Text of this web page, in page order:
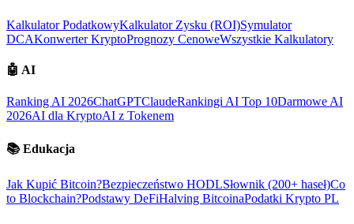
Kalkulator PodatkowyKalkulator Zysku (ROI)Symulator
DCAKonwerter KryptoPrognozy CenoweWszystkie Kalkulatory
🤖 AI
Ranking AI 2026ChatGPTClaudeRankingi AI Top 10Darmowe AI
2026AI dla KryptoAI z Tokenem
📚 Edukacja
Jak Kupić Bitcoin?Bezpieczeństwo HODLSłownik (200+ haseł)Co
to Blockchain?Podstawy DeFiHalving BitcoinaPodatki Krypto PL